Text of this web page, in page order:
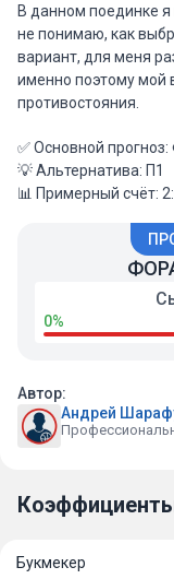
В данном поединке
не понимаю, как
вариант, для меня
именно поэтому мой
противостояния.
✅ Основной
💡 Альтернатива: П1
📊 Примерный счёт:
0%
Автор:
Андрей
Букмекер